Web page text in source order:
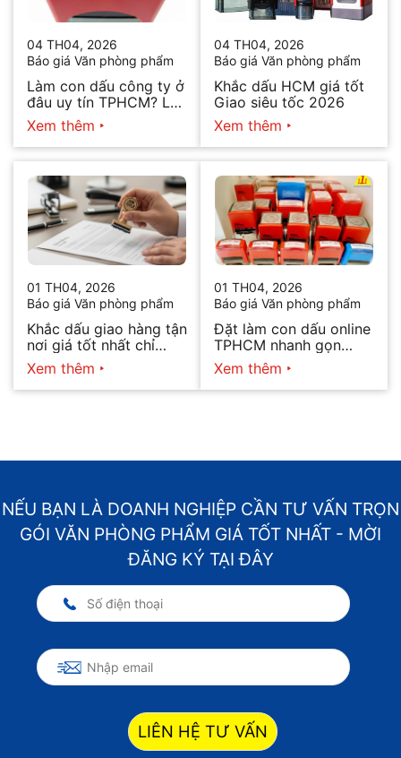
04 TH04, 2026
Báo giá Văn phòng phẩm
Làm con dấu công ty ở
đâu uy tín TPHCM? Lấy
ngay trong ngày 2026
Xem thêm
04 TH04, 2026
Báo giá Văn phòng phẩm
Khắc dấu HCM giá tốt
Giao siêu tốc 2026
Xem thêm
01 TH04, 2026
Báo giá Văn phòng phẩm
Khắc dấu giao hàng tận
nơi giá tốt nhất chỉ
hôm nay
Xem thêm
01 TH04, 2026
Báo giá Văn phòng phẩm
Đặt làm con dấu online
TPHCM nhanh gọn
2026
Xem thêm
NẾU BẠN LÀ DOANH NGHIỆP CẦN TƯ VẤN TRỌN
GÓI VĂN PHÒNG PHẨM GIÁ TỐT NHẤT - MỜI
ĐĂNG KÝ TẠI ĐÂY
LIÊN HỆ TƯ VẤN